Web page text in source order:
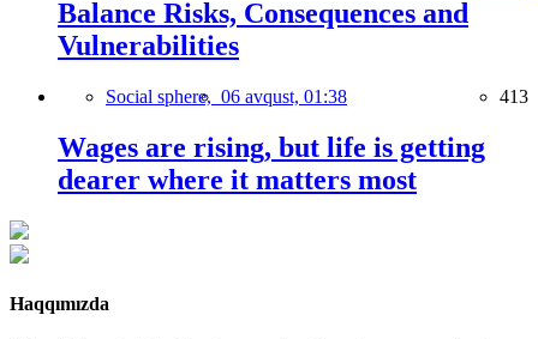
Balance Risks, Consequences and
Vulnerabilities
Social sphere, 06 avqust, 01:38 413
Wages are rising, but life is getting
dearer where it matters most
Haqqımızda